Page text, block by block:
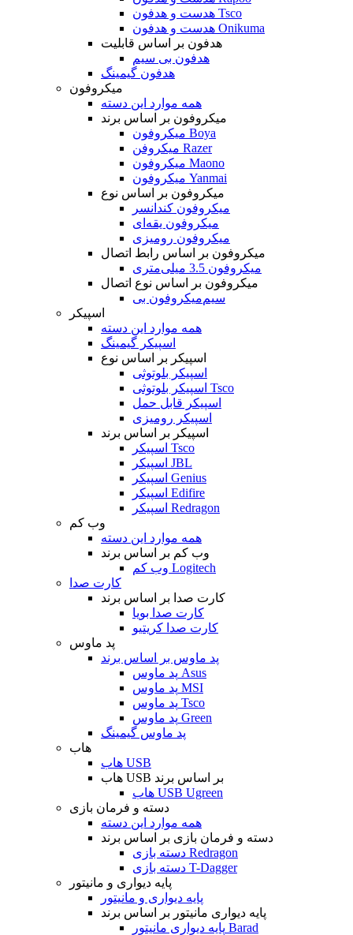
هدست و هدفون Tsco
هدست و هدفون Onikuma
هدفون بر اساس قابلیت
هدفون بی سیم
هدفون گیمینگ
میکروفون
همه موارد این دسته
میکروفون بر اساس برند
میکروفون Boya
میکروفن Razer
میکروفون Maono
میکروفون Yanmai
میکروفون بر اساس نوع
میکروفون کندانسر
میکروفون یقه‌ای
میکروفون رومیزی
میکروفون بر اساس رابط اتصال
میکروفون 3.5 میلی‌متری
میکروفون بر اساس نوع اتصال
میکروفون بی‌‎سیم
اسپیکر
همه موارد این دسته
اسپیکر گیمینگ
اسپیکر بر اساس نوع
اسپیکر بلوتوثی
اسپیکر بلوتوثی Tsco
اسپیکر قابل حمل
اسپیکر رومیزی
اسپیکر بر اساس برند
اسپیکر Tsco
اسپیکر JBL
اسپیکر Genius
اسپیکر Edifire
اسپیکر Redragon
وب کم
همه موارد این دسته
وب کم بر اساس برند
وب کم Logitech
کارت صدا
کارت صدا بر اساس برند
کارت صدا بویا
کارت صدا کریتیو
پد ماوس
پد ماوس بر اساس برند
پد ماوس Asus
پد ماوس MSI
پد ماوس Tsco
پد ماوس Green
پد ماوس گیمینگ
هاب
هاب USB
هاب USB بر اساس برند
هاب USB Ugreen
دسته و فرمان بازی
همه موارد این دسته
دسته و فرمان بازی بر اساس برند
دسته بازی Redragon
دسته بازی T-Dagger
پایه دیواری و مانیتور
پایه دیواری و مانیتور
پایه دیواری مانیتور بر اساس برند
پایه دیواری مانیتور Barad